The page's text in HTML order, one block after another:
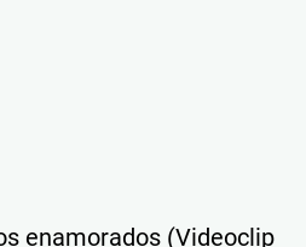
enamorados (Videoclip